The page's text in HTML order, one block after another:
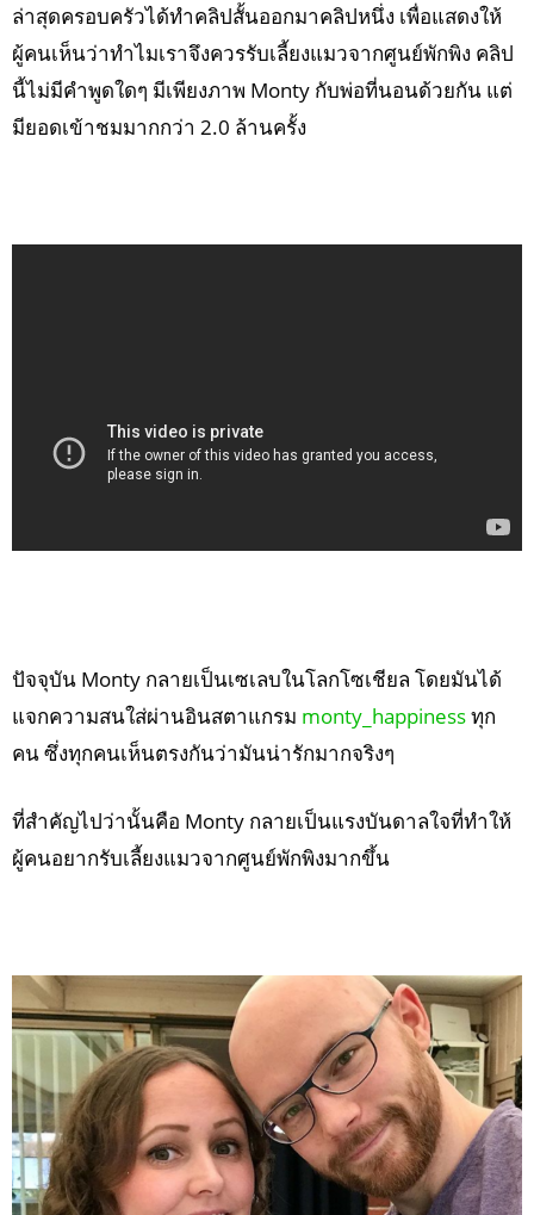
ล่าสุดครอบครัวได้ทำคลิปสั้นออกมาคลิปหนึ่ง เพื่อแสดงให้
ผู้คนเห็นว่าทำไมเราจึงควรรับเลี้ยงแมวจากศูนย์พักพิง คลิป
นี้ไม่มีคำพูดใดๆ มีเพียงภาพ Monty กับพ่อที่นอนด้วยกัน แต่
มียอดเข้าชมมากกว่า 2.0 ล้านครั้ง
ปัจจุบัน Monty กลายเป็นเซเลบในโลกโซเชียล โดยมันได้
แจกความสนใส่ผ่านอินสตาแกรม monty_happinessทุก
คน ซึ่งทุกคนเห็นตรงกันว่ามันน่ารักมากจริงๆ
ที่สำคัญไปว่านั้นคือ Monty กลายเป็นแรงบันดาลใจที่ทำให้
ผู้คนอยากรับเลี้ยงแมวจากศูนย์พักพิงมากขึ้น